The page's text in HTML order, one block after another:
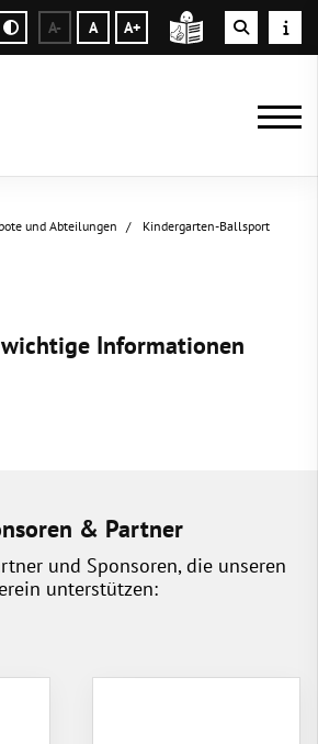
A- A A+
und Abteilungen
Kindergarten-Ballsport
Informationen
& Partner
und Sponsoren, die unseren
unterstützen: